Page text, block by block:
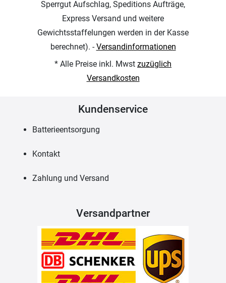
Sperrgut Aufschlag, Speditions Aufträge,
Express Versand und weitere
Gewichtsstaffelungen werden in der Kasse
berechnet). -Versandinformationen
* Alle Preise inkl. Mwst zuzüglich
Versandkosten
Kundenservice
Batterieentsorgung
Kontakt
Zahlung und Versand
Versandpartner